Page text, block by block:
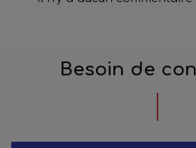
Besoin de